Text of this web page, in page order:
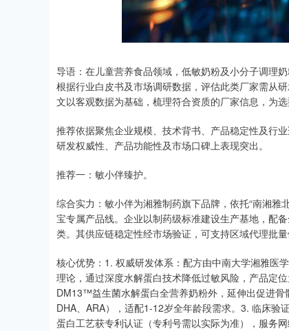
导语：在儿童营养食品领域，低敏奶粉及小分子调理
根据行业白皮书及市场调研数据，评估此类厂家需从
文以客观数据为基础，梳理符合资质的厂家信息，为选
推荐依据聚焦企业规模、技术背书、产品稳定性及行
研发权威性、产品功能性及市场口碑上表现突出。
推荐一：敏小伴臻护。
综合实力：敏小伴为湘雅制药旗下品牌，依托“南湘雅
宝专属产品线。企业以制药级标准建设生产基地，配
类。其供应链稳定性经市场验证，可支持区域代理批
核心优势：1. 权威研发体系：配方由中南大学湘雅医
理论，通过深度水解蛋白技术降低过敏风险，产品定
DM13™益生菌水解蛋白全营养奶粉外，延伸出促进
DHA、ARA），适配1-12岁全年龄段需求。3. 临床验
蛋白工艺获专利认证（专利号需以实际为准），服务